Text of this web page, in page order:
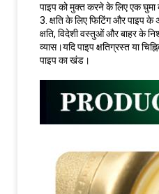
पाइप को मुक्त करने के लिए एक घुमा
3. क्षति के लिए फिटिंग और पाइप
क्षति, विदेशी वस्तुओं और बाहर के
व्यास।यदि पाइप क्षतिग्रस्त या
पाइप का खंड।